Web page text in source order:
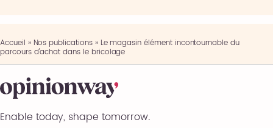
Accueil » Nos publications» Le magasin élément incontournable du
parcours d’achat dans le bricolage
Enable today, shape tomorrow.